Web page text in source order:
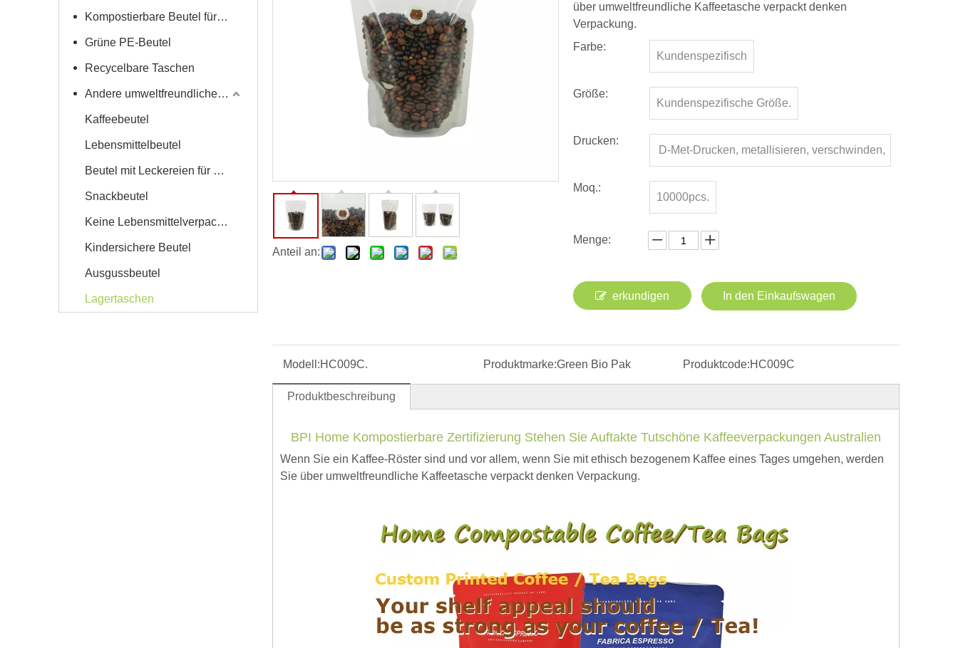
Kompostierbare Beutel für Zuhause
Grüne PE-Beutel
Recycelbare Taschen
Andere umweltfreundliche Produkte
Kaffeebeutel
Lebensmittelbeutel
Beutel mit Leckereien für Haustiere
Snackbeutel
Keine Lebensmittelverpackungen
Kindersichere Beutel
Ausgussbeutel
Lagertaschen
Anteil an:
über umweltfreundliche Kaffeetasche verpackt denken
Verpackung.
Farbe:
Kundenspezifisch
Größe:
Kundenspezifische Größe.
Drucken:
D-Met-Drucken, metallisieren, verschwinden,
Moq.:
10000pcs.
Menge:
erkundigen In den Einkaufswagen
Modell:HC009C. Produktmarke:Green Bio Pak Produktcode:HC009C
Produktbeschreibung
BPI Home Kompostierbare Zertifizierung Stehen Sie Auftakte Tutschöne Kaffeeverpackungen Australien
Wenn Sie ein Kaffee-Röster sind und vor allem, wenn Sie mit ethisch bezogenem Kaffee eines Tages umgehen, werden
Sie über umweltfreundliche Kaffeetasche verpackt denken Verpackung.